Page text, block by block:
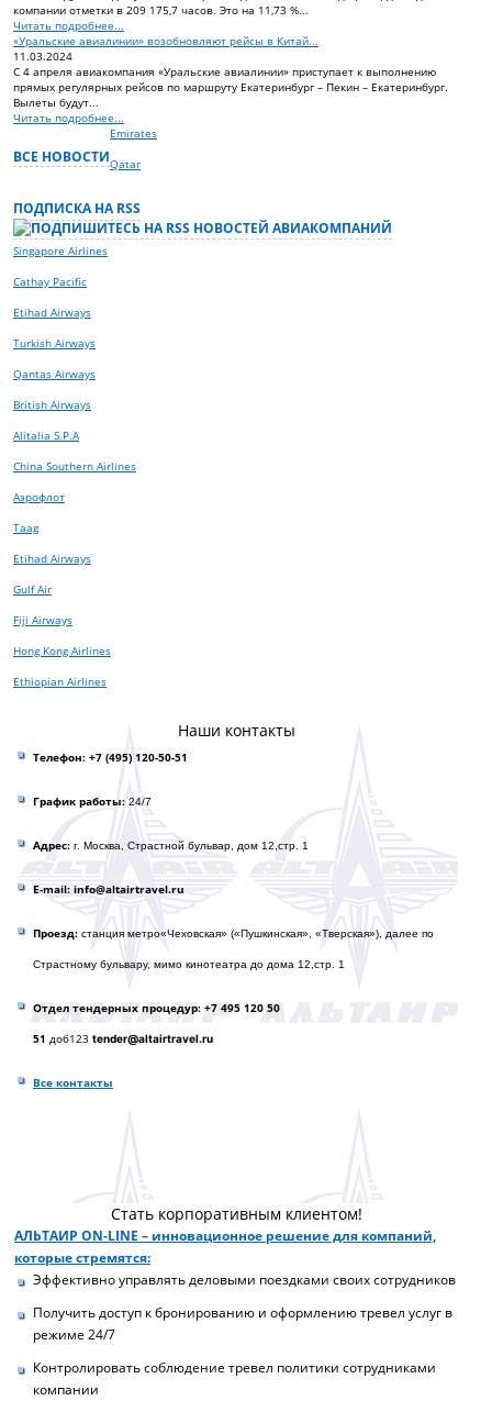
компании отметки в 209 175,7 часов. Это на 11,73 %...
Читать подробнее...
«Уральские авиалинии» возобновляют рейсы в Китай...
11.03.2024
С 4 апреля авиакомпания «Уральские авиалинии» приступает к выполнению
прямых регулярных рейсов по маршруту Екатеринбург – Пекин – Екатеринбург.
Вылеты будут...
Читать подробнее...
ВСЕ НОВОСТИ
ПОДПИСКА НА RSS
Emirates
Qatar
Singapore Airlines
Сathay Pacific
Etihad Airways
Turkish Airways
Qantas Airways
British Airways
Alitalia S.P.A
China Southern Airlines
Аэрофлот
Taag
Etihad Airways
Gulf Air
Fiji Airways
Hong Kong Airlines
Ethiopian Airlines
Наши контакты
Телефон: +7 (495) 120-50-51
График работы: 24/7
Адрес: г. Москва, Страстной бульвар, дом 12,стр. 1
E-mail: info@altairtravel.ru
Проезд: станция метро«Чеховская» («Пушкинская», «Тверская»), далее по
Страстному бульвару, мимо кинотеатра до домa 12,стр. 1
Отдел тендерных процедур: +7 495 120 50
51 доб123 tender@altairtravel.ru
Все контакты
Стать корпоративным клиентом!
АЛЬТАИР ON-LINE – инновационное решение для компаний,
которые стремятся:
Эффективно управлять деловыми поездками своих сотрудников
Получить доступ к бронированию и оформлению тревел услуг в
режиме 24/7
Контролировать соблюдение тревел политики сотрудниками
компании